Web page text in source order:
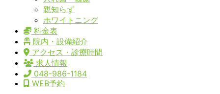
親知らず
ホワイトニング
料金表
院内・設備紹介
アクセス・診療時間
求人情報
048-986-1184
WEB予約